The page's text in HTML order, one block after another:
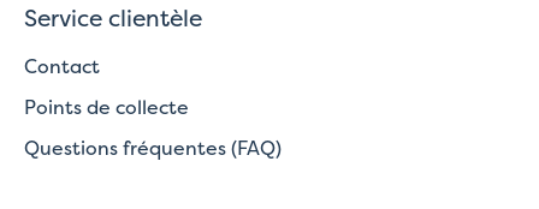
Service clientèle
Contact
Points de collecte
Questions fréquentes (FAQ)